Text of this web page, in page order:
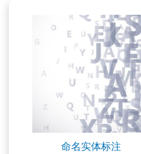
命名实体标注